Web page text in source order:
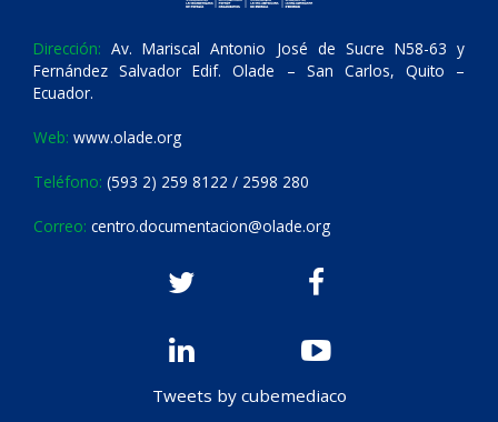
Dirección: Av. Mariscal Antonio José de Sucre N58-63 y
Fernández Salvador Edif. Olade – San Carlos, Quito –
Ecuador.
Web: www.olade.org
Teléfono: (593 2) 259 8122 / 2598 280
Correo: centro.documentacion@olade.org
Tweets by cubemediaco